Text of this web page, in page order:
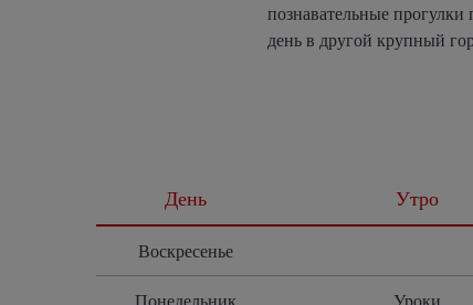
познавательные прогулки
день в другой крупный
День Утро
Воскресенье
Понедельник Уроки